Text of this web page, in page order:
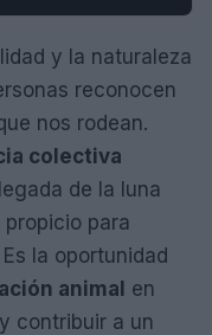
y la naturaleza
reconocen
nos rodean.
colectiva
de la luna
para
la oportunidad
animal en
contribuir a un